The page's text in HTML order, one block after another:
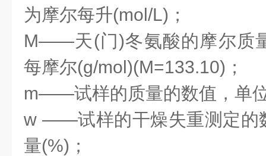
为摩尔每升(mol/L)；
M——天(门)冬氨酸的摩尔质
每摩尔(g/mol)(M=133.10)；
m——试样的质量的数值，单
w ——试样的干燥失重测定的
量(%)；